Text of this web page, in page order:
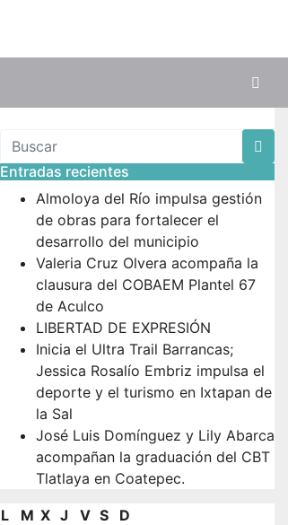
Entradas recientes
Almoloya del Río impulsa gestión
de obras para fortalecer el
desarrollo del municipio
Valeria Cruz Olvera acompaña la
clausura del COBAEM Plantel 67
de Aculco
LIBERTAD DE EXPRESIÓN
Inicia el Ultra Trail Barrancas;
Jessica Rosalío Embriz impulsa el
deporte y el turismo en Ixtapan de
la Sal
José Luis Domínguez y Lily Abarca
acompañan la graduación del CBT
Tlatlaya en Coatepec.
L M X J V S
D